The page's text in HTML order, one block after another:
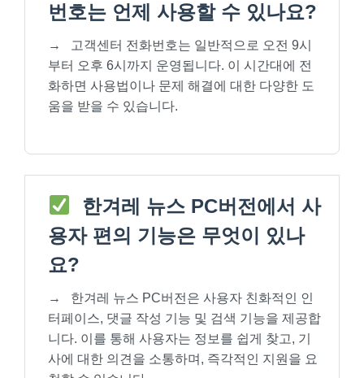
번호는 언제 사용할 수 있나요?
→
고객센터 전화번호는 일반적으로 오전 9시
부터 오후 6시까지 운영됩니다. 이 시간대에 전
화하면 사용법이나 문제 해결에 대한 다양한 도
움을 받을 수 있습니다.
한겨레 뉴스 PC버전에서 사
용자 편의 기능은 무엇이 있나
요?
→
한겨레 뉴스 PC버전은 사용자 친화적인 인
터페이스, 댓글 작성 기능 및 검색 기능을 제공합
니다. 이를 통해 사용자는 정보를 쉽게 찾고, 기
사에 대한 의견을 소통하며, 즉각적인 지원을 요